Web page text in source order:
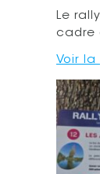
Le
cadre
Voir